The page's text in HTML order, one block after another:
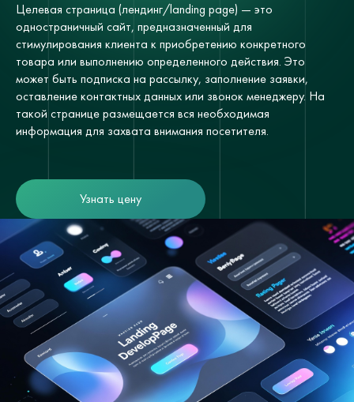
Целевая страница (лендинг/landing page) — это
одностраничный сайт, предназначенный для
стимулирования клиента к приобретению конкретного
товара или выполнению определенного действия. Это
может быть подписка на рассылку, заполнение заявки,
оставление контактных данных или звонок менеджеру. На
такой странице размещается вся необходимая
информация для захвата внимания посетителя.
Узнать цену